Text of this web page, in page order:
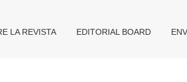
LA REVISTA EDITORIAL BOARD